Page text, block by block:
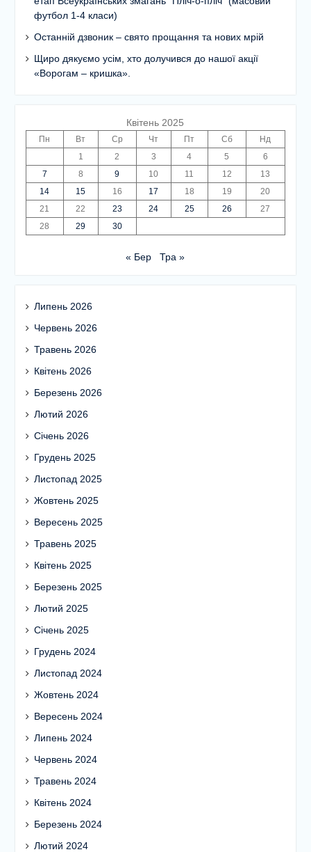
футбол 1-4 класи)
Останній дзвоник – свято прощання та нових мрій
Щиро дякуємо усім, хто долучився до нашої акції
«Ворогам – кришка».
Квітень 2025
Пн Вт Ср Чт Пт Сб
Нд
1
2 3 4 5
6
7
8 9 10 11 12
13
14
15 16 17 18 19
20
21
22 23 24 25 26
27
28
29 30
« Бер Тра »
Липень 2026
Червень 2026
Травень 2026
Квітень 2026
Березень 2026
Лютий 2026
Січень 2026
Грудень 2025
Листопад 2025
Жовтень 2025
Вересень 2025
Травень 2025
Квітень 2025
Березень 2025
Лютий 2025
Січень 2025
Грудень 2024
Листопад 2024
Жовтень 2024
Вересень 2024
Липень 2024
Червень 2024
Травень 2024
Квітень 2024
Березень 2024
Лютий 2024